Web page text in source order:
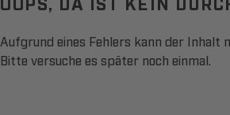
Aufgrund eines Fehlers kann der Inhalt
Bitte versuche es später noch einmal.